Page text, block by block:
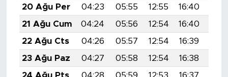
20 Ağu Per
04:23 05:55 12:55 16:40
21 Ağu Cum
04:24 05:56 12:54 16:40
22 Ağu Cts
04:26 05:57 12:54 16:39
23 Ağu Paz
04:27 05:58 12:54 16:38
24 Ağu Pts
04:28 05:59 12:53 16:37